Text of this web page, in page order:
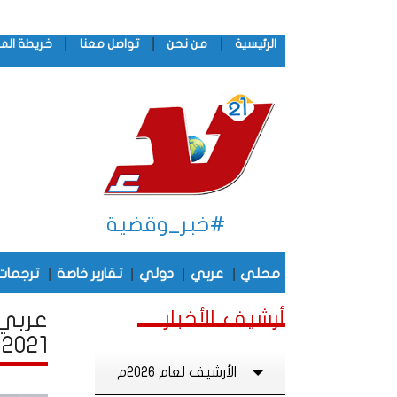
الرئيسية من نحن تواصل معنا خريطة
#خبر_وقضية
محلي عربي دولي تقارير خاصة
2021
أرشيف الأخبار
الأرشيف لعام 2026م